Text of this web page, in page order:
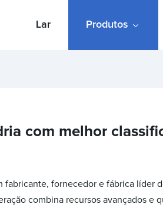
Lar Produtos
com melhor
fabricante, fornecedor e fábrica
combina recursos avançados e